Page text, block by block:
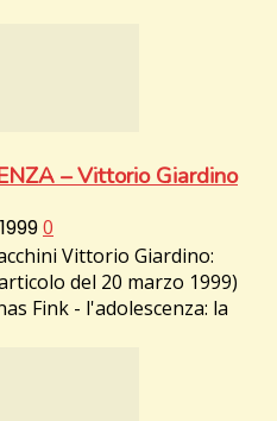
– Vittorio Giardino
0
Vittorio Giardino:
del 20 marzo 1999)
Fink - l'adolescenza: la